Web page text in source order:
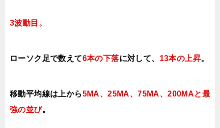
3波動目。
ローソク足で数えて6本の下落に対して、 13本の上昇。
移動平均線は上から5MA、25MA、75MA、200MAと最
強の並び。